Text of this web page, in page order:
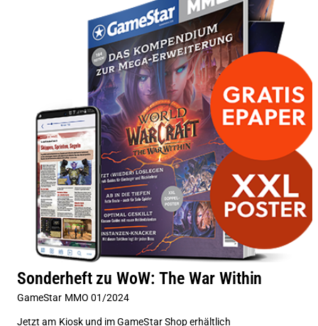
Sonderheft zu WoW: The War Within
GameStar MMO 01/2024
Jetzt am Kiosk und im GameStar Shop erhältlich